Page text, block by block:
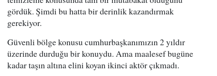
gördük. Şimdi bu hatta bir derinlik kazandırmak
gerekiyor.
Güvenli bölge konusu cumhurbaşkanımızın 2 yıldır
üzerinde durduğu bir konuydu. Ama maalesef bugüne
kadar taşın altına elini koyan ikinci aktör çıkmadı.